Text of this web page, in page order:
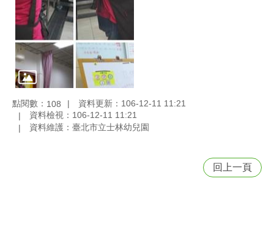
點閱數： 108
資料更新：106-12-11 11:21
資料檢視：106-12-11 11:21
資料維護：臺北市立士林幼兒園
回上一頁